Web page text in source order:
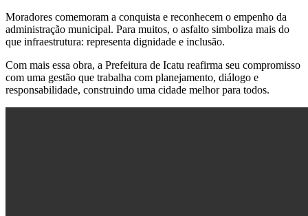
Moradores comemoram a conquista e reconhecem o empenho da
administração municipal. Para muitos, o asfalto simboliza mais do
que infraestrutura: representa dignidade e inclusão.
Com mais essa obra, a Prefeitura de Icatu reafirma seu compromisso
com uma gestão que trabalha com planejamento, diálogo e
responsabilidade, construindo uma cidade melhor para todos.